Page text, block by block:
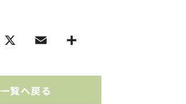
一覧へ戻る